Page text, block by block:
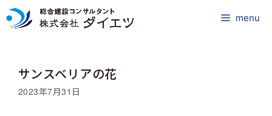
コ
ン
menu
サンスベリアの花
2023年7月31日